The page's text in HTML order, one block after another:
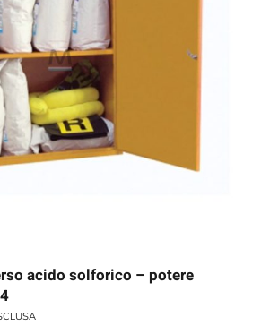
acido solforico – potere